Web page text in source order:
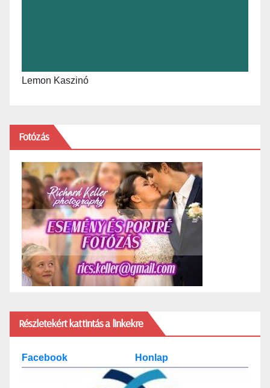
Lemon Kaszinó
Fotózás
Részletekért kattintás a linkekre
Facebook Honlap